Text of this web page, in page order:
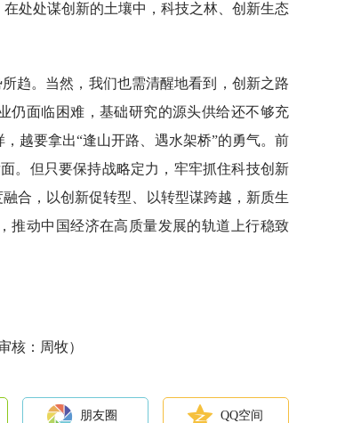
处处谋创新的土壤中，科技之林、创新生态
趋。当然，我们也需清醒地看到，创新之路
仍面临困难，基础研究的源头供给还不够充
越要拿出“逢山开路、遇水架桥”的勇气。前
。但只要保持战略定力，牢牢抓住科技创新
合，以创新促转型、以转型谋跨越，新质生
推动中国经济在高质量发展的轨道上行稳致
核：周牧）
朋友圈 QQ空间